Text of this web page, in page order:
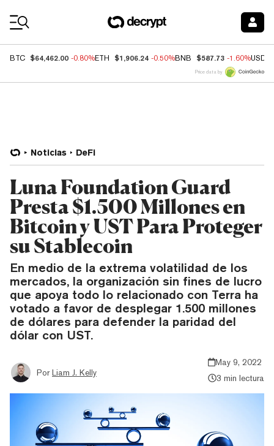
BTC $64,462.00 -0.80%ETH $1,906.24 -0.50%BNB $587.73 -1.60%USDC
Price data by
Noticias DeFi
Luna Foundation Guard
Presta $1.500 Millones en
Bitcoin y UST Para Proteger
su Stablecoin
En medio de la extrema volatilidad de los
mercados, la organización sin fines de lucro
que apoya todo lo relacionado con Terra ha
votado a favor de desplegar 1.500 millones
de dólares para defender la paridad del
dólar con UST.
Por Liam J. Kelly
May 9, 2022
3 min lectura